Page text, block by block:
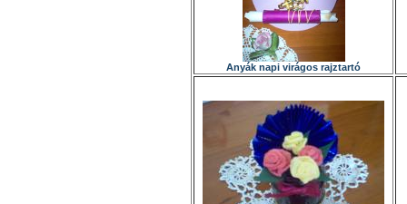
Anyák napi virágos rajztartó